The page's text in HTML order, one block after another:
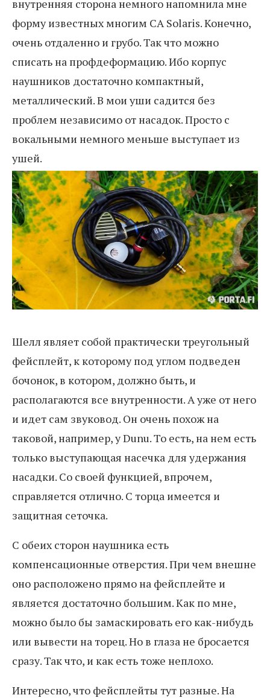
внутренняя сторона немного напомнила мне
форму известных многим CA Solaris. Конечно,
очень отдаленно и грубо. Так что можно
списать на профдеформацию. Ибо корпус
наушников достаточно компактный,
металлический. В мои уши садится без
проблем независимо от насадок. Просто с
вокальными немного меньше выступает из
ушей.
Шелл являет собой практически треугольный
фейсплейт, к которому под углом подведен
бочонок, в котором, должно быть, и
располагаются все внутренности. А уже от него
и идет сам звуковод. Он очень похож на
таковой, например, у Dunu. То есть, на нем есть
только выступающая насечка для удержания
насадки. Со своей функцией, впрочем,
справляется отлично. С торца имеется и
защитная сеточка.
С обеих сторон наушника есть
компенсационные отверстия. При чем внешне
оно расположено прямо на фейсплейте и
является достаточно большим. Как по мне,
можно было бы замаскировать его как-нибудь
или вывести на торец. Но в глаза не бросается
сразу. Так что, и как есть тоже неплохо.
Интересно, что фейсплейты тут разные. На